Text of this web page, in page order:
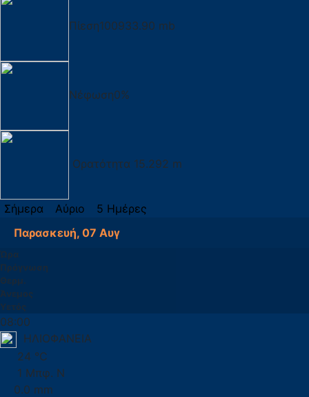
Πίεση100933.90 mb
Νέφωση0%
Ορατότητα 15.292 m
Σήμερα Αύριο
5 Ημέρες
Παρασκευή, 07 Αυγ
Ώρα
Πρόγνωση
Θερμ.
Άνεμος
Υετός
08:00
ΗΛΙΟΦΑΝΕΙΑ
24 °C
1 Μπφ. Ν
0.0 mm